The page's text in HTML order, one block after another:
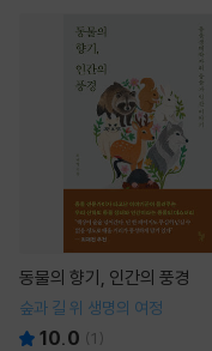
동물의 향기, 인간의 풍경
숲과 길 위 생명의 여정
10.0 (1 )